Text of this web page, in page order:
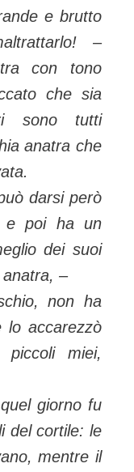
e brutto
–
con tono
che sia
sono tutti
anatra che
darsi però
e poi ha un
dei suoi
–
non ha
lo accarezzò
miei,
giorno fu
del cortile: le
mentre il